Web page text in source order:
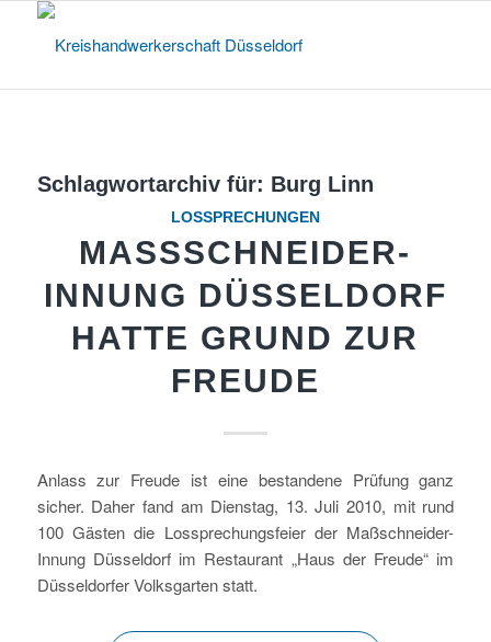
Schlagwortarchiv für: Burg Linn
LOSSPRECHUNGEN
MASSSCHNEIDER-I
NNUNG DÜSSELDORF H
ATTE GRUND ZUR F
REUDE
Anlass zur Freude ist eine bestandene Prüfung ganz
sicher. Daher fand am Dienstag, 13. Juli 2010, mit rund
100 Gästen die Lossprechungsfeier der Maßschneider-
Innung Düsseldorf im Restaurant „Haus der Freude“ im
Düsseldorfer Volksgarten statt.